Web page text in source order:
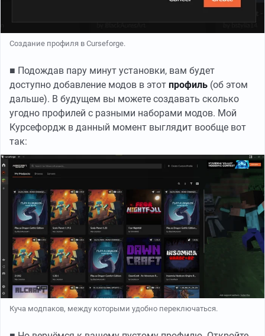
Создание профиля в Curseforge.
■ Подождав пару минут установки, вам будет
доступно добавление модов в этот профиль (об этом
дальше). В будущем вы можете создавать сколько
угодно профилей с разными наборами модов. Мой
Курсефордж в данный момент выглядит вообще вот
так:
Куча модпаков, между которыми удобно переключаться.